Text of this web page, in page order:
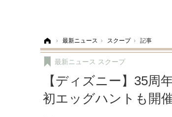
› 最新ニュース › スクープ › 記事
【ディズニー】35周
初エッグハントも開
最新ニュース スクープ